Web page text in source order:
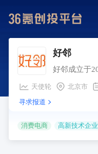
好邻
天使轮 北京市
寻求报道
消费电商 高新技术企业